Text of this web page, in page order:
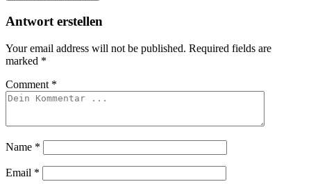
Antwort erstellen
Your email address will not be published. Required fields are
marked *
Comment *
Name *
Email *